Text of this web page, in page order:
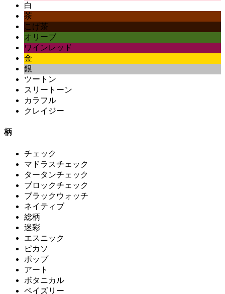
白
茶
こげ茶
オリーブ
ワインレッド
金
銀
ツートン
スリートーン
カラフル
クレイジー
柄
チェック
マドラスチェック
タータンチェック
ブロックチェック
ブラックウォッチ
ネイティブ
総柄
迷彩
エスニック
ピカソ
ポップ
アート
ボタニカル
ペイズリー